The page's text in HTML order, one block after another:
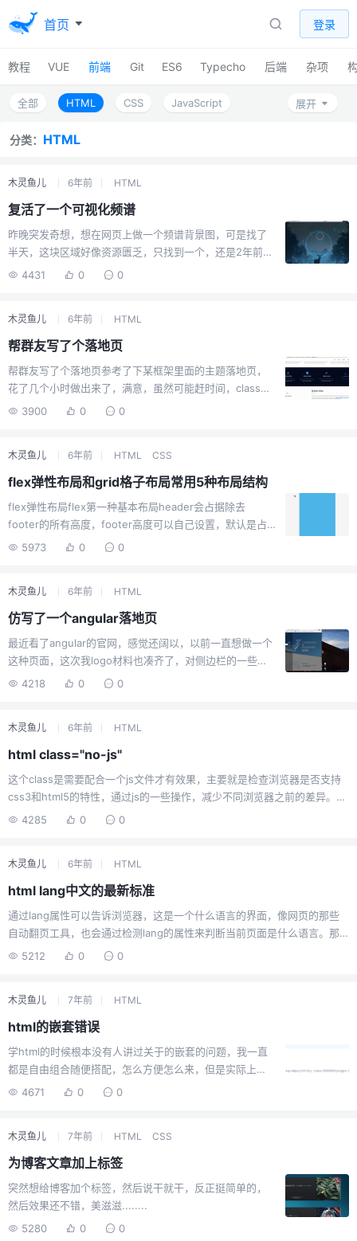
首页 登录
教程 VUE 前端 Git ES6 Typecho 后端 杂项
全部 HTML CSS JavaScript
javascript高性能
高级web标准解决方案
实例 konva库 UIKit
TypeScript 前端基础建设与架构 设计模式
JavaScript模式 前端功能
展开
分类： HTML
木灵鱼儿 6年前 HTML
复活了一个可视化频谱
昨晚突发奇想，想在网页上做一个频谱背景图，可是找了
半天，这块区域好像资源匮乏，只找到一个，还是2年前的
一个项目，开源在github上，也没更新了。github地址：
供的umd这种传统方式，能用，也就是仅仅能用吧，有兴
趣可以了解下。<div id="bg" style="height:100vh;">
4431 0 0
木灵鱼儿 6年前 HTML
帮群友写了个落地页
帮群友写了个落地页参考了下某框架里面的主题落地页，
花了几个小时做出来了，满意，虽然可能赶时间，class的
命名有点怪怪的，哈哈哈。。。
3900 0 0
木灵鱼儿 6年前 HTML CSS
flex弹性布局和grid格子布局常用5种布局结构
flex弹性布局flex第一种基本布局header会占据除去
footer的所有高度，footer高度可以自己设置，默认是占
满的。<div id="layout"> <div
5973 0 0
木灵鱼儿 6年前 HTML
仿写了一个angular落地页
最近看了angular的官网，感觉还阔以，以前一直想做一个
这种页面，这次我logo材料也凑齐了，对侧边栏的一些问
题也搞定了，b4也学了，jq也会了，完事具备只欠东风，
疼。
4218 0 0
木灵鱼儿 6年前 HTML
html class="no-js"
这个class是需要配合一个js文件才有效果，主要就是检查浏览器是否支持
css3和html5的特性，通过js的一些操作，减少不同浏览器之前的差异。配
合modernizr.js文件，该文件需要在head标签中引用。modernizr官网引
这个class，但是他没有对应的效果，也没有引入modernizr，而是使用
html5shiv，加上我写主题，本着懂的地方我就可以动，不懂就不动的做
法，这个cl...
4285 0 0
木灵鱼儿 6年前 HTML
html lang中文的最新标准
通过lang属性可以告诉浏览器，这是一个什么语言的界面，像网页的那些
自动翻页工具，也会通过检测lang的属性来判断当前页面是什么语言。那
么，这么多年了，lang的中文属性是否有变动呢？答案是有的，这里我就
大陆的简体中文
5212 0 0
木灵鱼儿 7年前 HTML
html的嵌套错误
学html的时候根本没有人讲过关于的嵌套的问题，我一直
都是自由组合随便搭配，怎么方便怎么来，但是实际上
html是有一些嵌套的规定的，具体我暂时并没有去深入了
<span id="ps">span</span> <span class="td">
4671 0 0
木灵鱼儿 7年前 HTML CSS
为博客文章加上标签
突然想给博客加个标签，然后说干就干，反正挺简单的，
然后效果还不错，美滋滋........
5280
0 0